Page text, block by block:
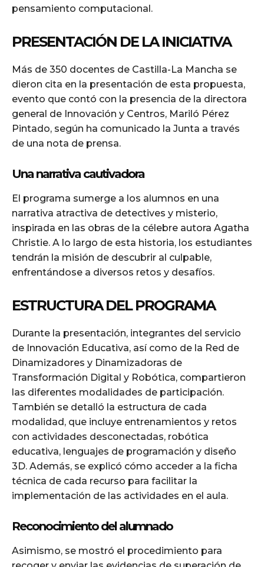
pensamiento computacional.
PRESENTACIÓN DE LA INICIATIVA
Más de 350 docentes de Castilla-La Mancha se
dieron cita en la presentación de esta propuesta,
evento que contó con la presencia de la directora
general de Innovación y Centros, Mariló Pérez
Pintado, según ha comunicado la Junta a través
de una nota de prensa.
Una narrativa cautivadora
El programa sumerge a los alumnos en una
narrativa atractiva de detectives y misterio,
inspirada en las obras de la célebre autora Agatha
Christie. A lo largo de esta historia, los estudiantes
tendrán la misión de descubrir al culpable,
enfrentándose a diversos retos y desafíos.
ESTRUCTURA DEL PROGRAMA
Durante la presentación, integrantes del servicio
de Innovación Educativa, así como de la Red de
Dinamizadores y Dinamizadoras de
Transformación Digital y Robótica, compartieron
las diferentes modalidades de participación.
También se detalló la estructura de cada
modalidad, que incluye entrenamientos y retos
con actividades desconectadas, robótica
educativa, lenguajes de programación y diseño
3D. Además, se explicó cómo acceder a la ficha
técnica de cada recurso para facilitar la
implementación de las actividades en el aula.
Reconocimiento del alumnado
Asimismo, se mostró el procedimiento para